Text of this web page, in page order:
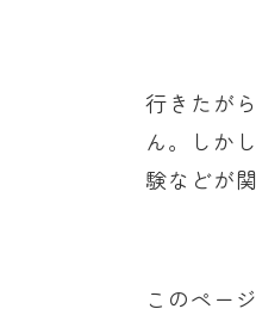
行きたが
ん。しか
験などが
このペー